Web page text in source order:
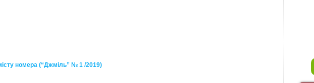
номера (“Джміль” № 1 /2019)